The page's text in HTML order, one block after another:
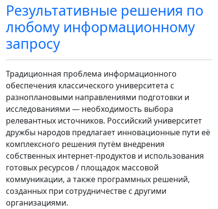
Результативные решения по
любому информационному
запросу
Традиционная проблема информационного
обеспечения классического университета с
разноплановыми направлениями подготовки и
исследованиями — необходимость выбора
релевантных источников. Российский университет
дружбы народов предлагает инновационные пути её
комплексного решения путём внедрения
собственных интернет-продуктов и использования
готовых ресурсов / площадок массовой
коммуникации, а также программных решений,
созданных при сотрудничестве с другими
организациями.